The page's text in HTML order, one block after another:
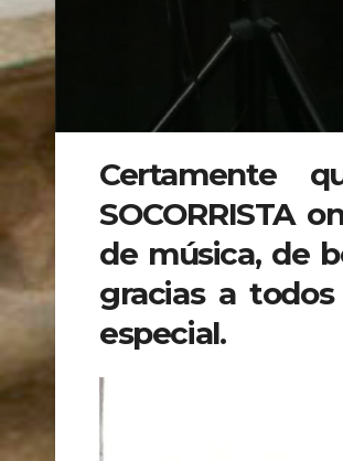
Certamente
SOCORRISTA
de música, de
gracias a
especial.